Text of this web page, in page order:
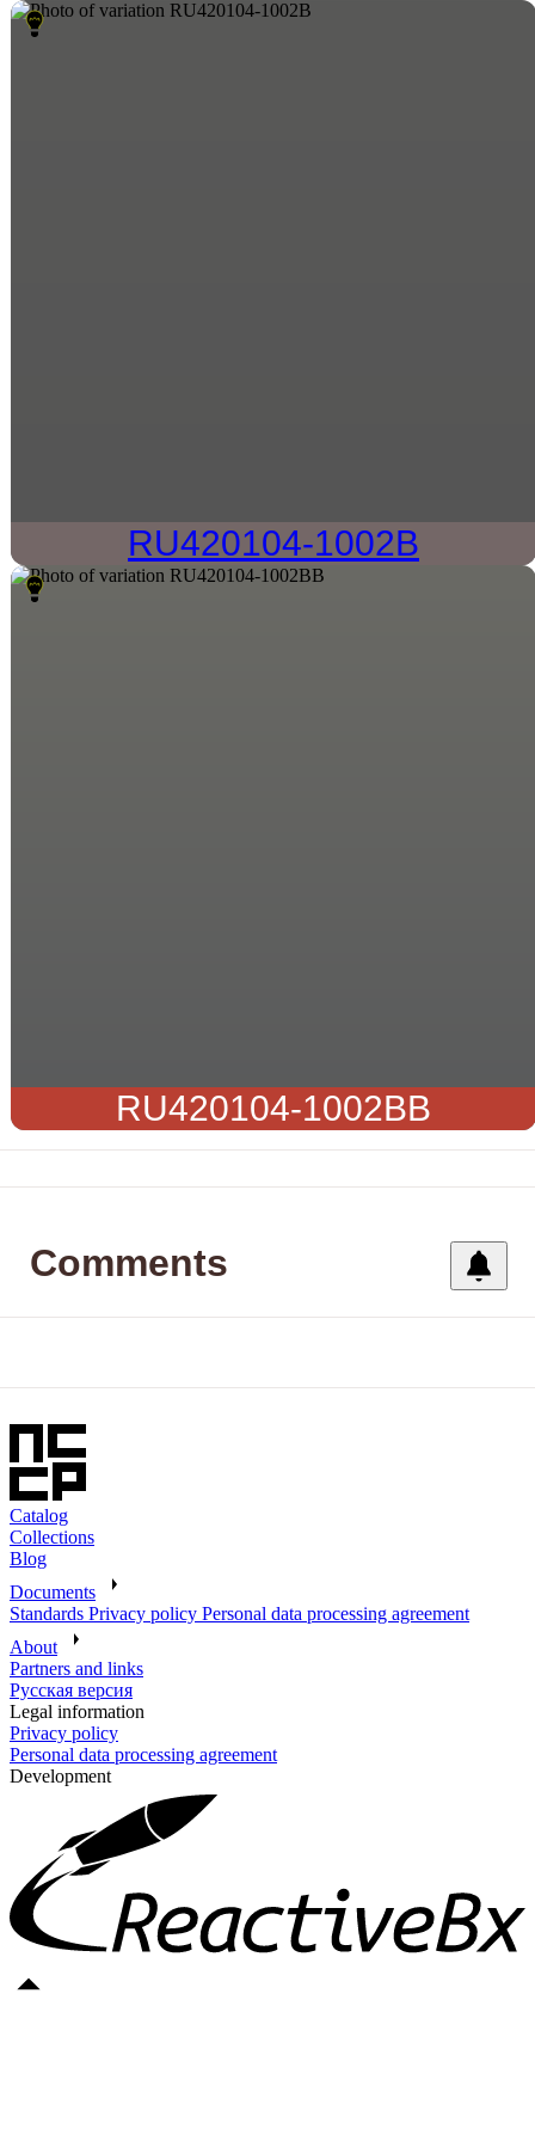
RU420104-1002B
RU420104-1002BB
Comments
Catalog
Collections
Blog
Documents
Standards Privacy policy Personal data processing agreement
About
Partners and links
Русская версия
Legal information
Privacy policy
Personal data processing agreement
Development